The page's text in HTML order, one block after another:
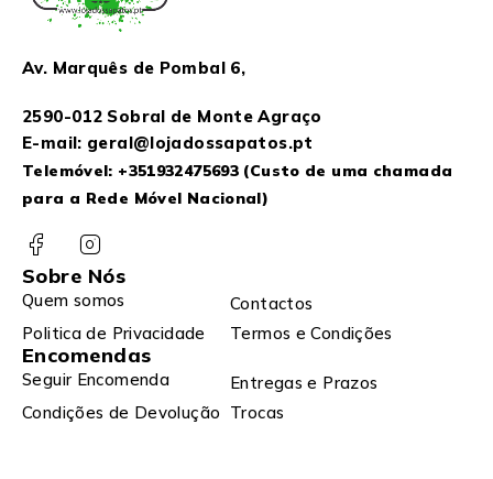
Av. Marquês de Pombal 6,
2590-012 Sobral de Monte Agraço
E-mail: geral@lojadossapatos.pt
Telemóvel: +351932475693 (Custo de uma chamada
para a Rede Móvel Nacional)
Sobre Nós
Quem somos
Contactos
Politica de Privacidade
Termos e Condições
Encomendas
Seguir Encomenda
Entregas e Prazos
Condições de Devolução Trocas